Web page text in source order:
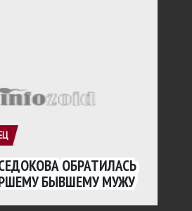
ОБРАТИЛАСЬ
БЫВШЕМУ МУЖУ